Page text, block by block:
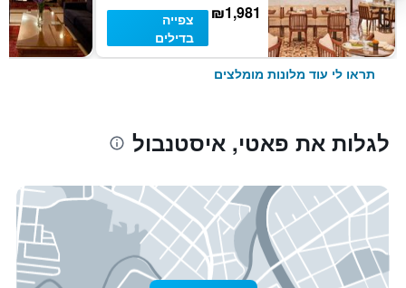
₪1,981
צפייה
בדילים
תראו לי עוד מלונות מומלצים
לגלות את פאטי, איסטנבול